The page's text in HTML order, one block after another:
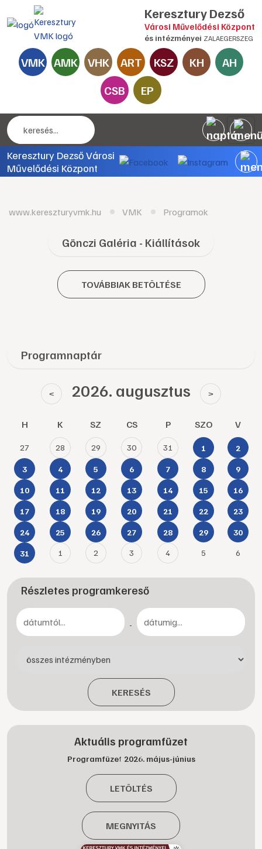
Keresztury Dezső
Városi Művelődési Központ
és intézményei ZALAEGERSZEG
VMK AMK VHK ART KSZ KH
AH
CSB
EP
Keresztury Dezső Városi
Művelődési Központ
www.kereszturyvmk.hu VMK Programok
Gönczi Galéria - Kiállítások
TOVÁBBIAK BETÖLTÉSE
Programnaptár
< 2026. augusztus >
H K SZ CS P SZO V
27 28 29 30 31 1 2
3 4 5 6 7 8 9
10 11 12 13 14 15 16
17 18 19 20 21 22 23
24 25 26 27 28 29 30
31 1 2 3 4 5 6
Részletes programkereső
-
KERESÉS
Aktuális programfüzet
Programfüzet 2026. május-június
LETÖLTÉS
MEGNYITÁS